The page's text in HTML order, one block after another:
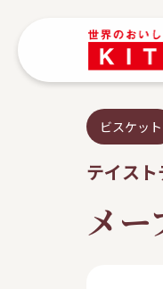
ビスケット
テイス
メ